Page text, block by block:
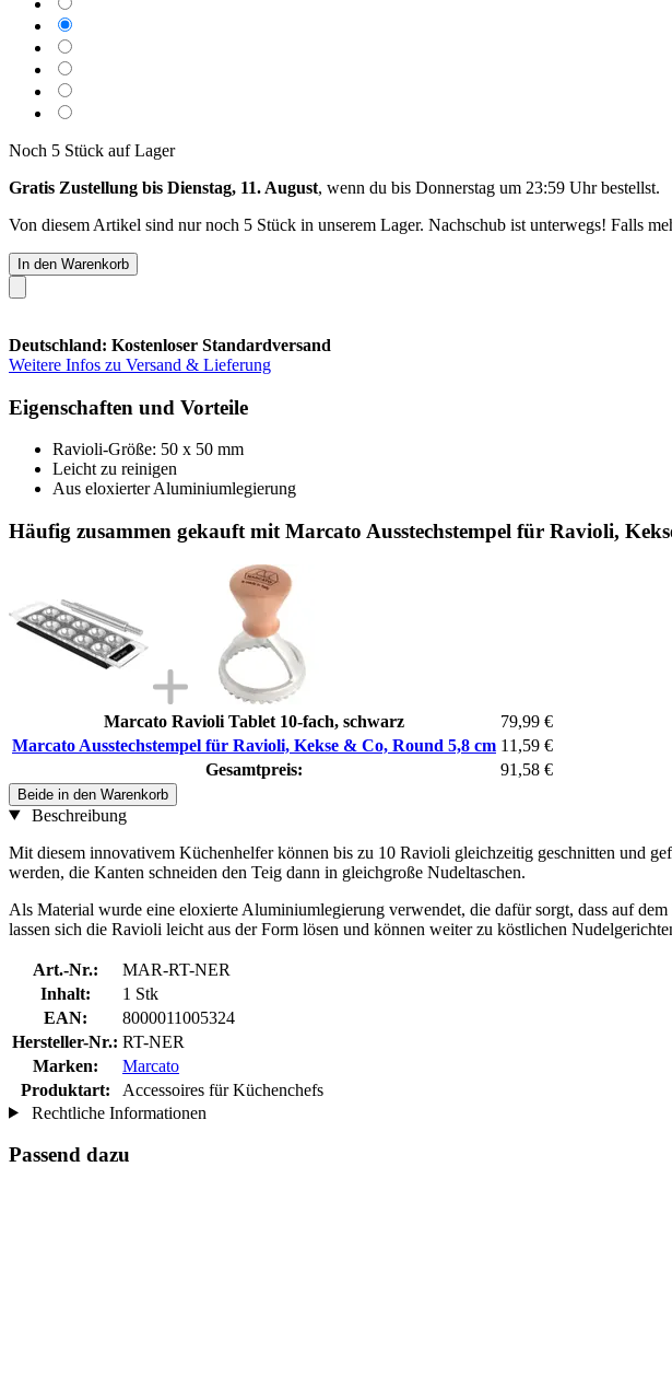
Noch 5 Stück auf Lager
Gratis Zustellung bis Dienstag, 11. August, wenn du bis Donnerstag um 23:59 Uhrbestellst.
Von diesem Artikel sind nur noch 5 Stück in unserem Lager. Nachschub ist unterwegs! Falls
In den Warenkorb
Deutschland: Kostenloser Standardversand
Weitere Infos zu Versand & Lieferung
Eigenschaften und Vorteile
Ravioli-Größe: 50 x 50 mm
Leicht zu reinigen
Aus eloxierter Aluminiumlegierung
Häufig zusammen gekauft mit Marcato Ausstechstempel für Ravioli,
Marcato Ravioli Tablet 10-fach, schwarz
79,99 €
Marcato Ausstechstempel für Ravioli, Kekse & Co, Round 5,8 cm 11,59 €
Gesamtpreis:
91,58 €
Beide in den Warenkorb
Beschreibung
Mit diesem innovativem Küchenhelfer können bis zu 10 Ravioli gleichzeitig geschnitten und
werden, die Kanten schneiden den Teig dann in gleichgroße Nudeltaschen.
Als Material wurde eine eloxierte Aluminiumlegierung verwendet, die dafür sorgt, dass auf
lassen sich die Ravioli leicht aus der Form lösen und können weiter zu köstlichen
Art.-Nr.:
MAR-RT-NER
Inhalt:
1 Stk
EAN:
8000011005324
Hersteller-Nr.: RT-NER
Marken:
Marcato
Produktart:
Accessoires für Küchenchefs
Rechtliche Informationen
Passend dazu